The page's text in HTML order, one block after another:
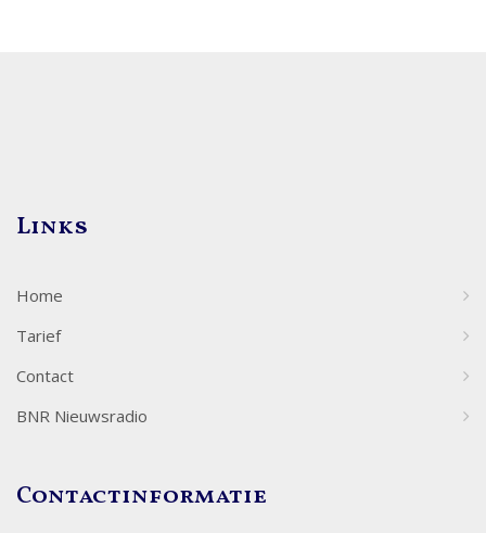
Links
Home
Tarief
Contact
BNR Nieuwsradio
Contactinformatie